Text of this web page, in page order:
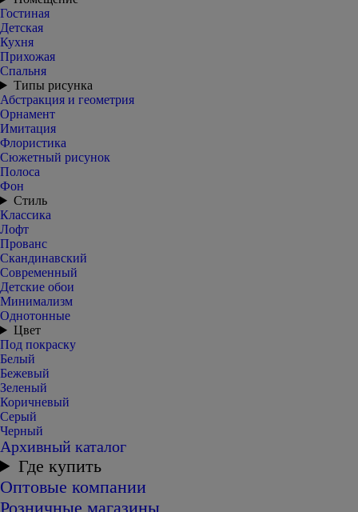
Гостиная
Детская
Кухня
Прихожая
Спальня
Типы рисунка
Абстракция и геометрия
Орнамент
Имитация
Флористика
Сюжетный рисунок
Полоса
Фон
Стиль
Классика
Лофт
Прованс
Скандинавский
Современный
Детские обои
Минимализм
Однотонные
Цвет
Под покраску
Белый
Бежевый
Зеленый
Коричневый
Серый
Черный
Архивный каталог
Где купить
Оптовые компании
Розничные магазины